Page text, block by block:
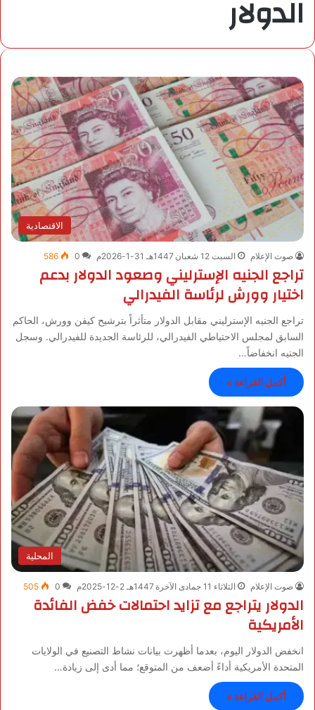
الدولار
الاقتصادية
صوت الإعلام السبت 12 شعبان 1447هـ 31-1-2026م 0
586
تراجع الجنيه الإسترليني وصعود الدولار بدعم
اختيار وورش لرئاسة الفيدرالي
تراجع الجنيه الإسترليني مقابل الدولار متأثراً بترشيح كيفن وورش، الحاكم
السابق لمجلس الاحتياطي الفيدرالي، للرئاسة الجديدة للفيدرالي. وسجل
الجنيه انخفاضاً…
أكمل القراءة »
المحلية
صوت الإعلام الثلاثاء 11 جمادى الآخرة 1447هـ 2-12-2025م 0
505
الدولار يتراجع مع تزايد احتمالات خفض الفائدة
الأمريكية
انخفض الدولار اليوم، بعدما أظهرت بيانات نشاط التصنيع في الولايات
المتحدة الأمريكية أداءً أضعف من المتوقع؛ مما أدى إلى زيادة…
أكمل القراءة »